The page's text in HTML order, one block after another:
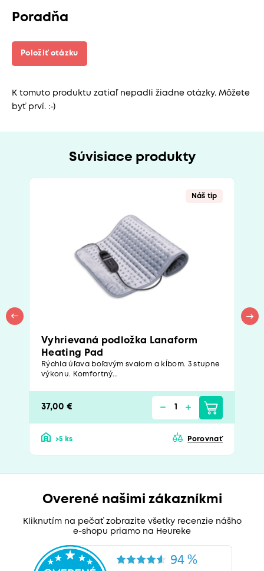
Poradňa
Položiť otázku
K tomuto produktu zatiaľ nepadli žiadne otázky. Môžete
byť prví. :-)
Súvisiace produkty
Náš tip
Vyhrievaná podložka Lanaform
Heating Pad
Rýchla úľava boľavým svalom a kĺbom. 3 stupne
výkonu. Komfortný...
37,00 €
>5 ks Porovnať
Overené našimi zákazníkmi
Kliknutím na pečať zobrazíte všetky recenzie nášho
e-shopu priamo na Heureke